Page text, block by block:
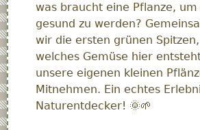
was braucht eine Pflanze,
gesund zu werden?
wir die ersten grünen
welches Gemüse hier
unsere eigenen kleinen
Mitnehmen. Ein echtes
Naturentdecker! 🌞🌱